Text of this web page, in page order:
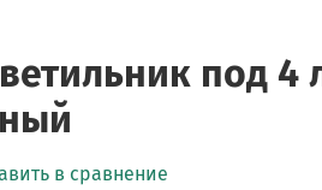
под 4
в сравнение